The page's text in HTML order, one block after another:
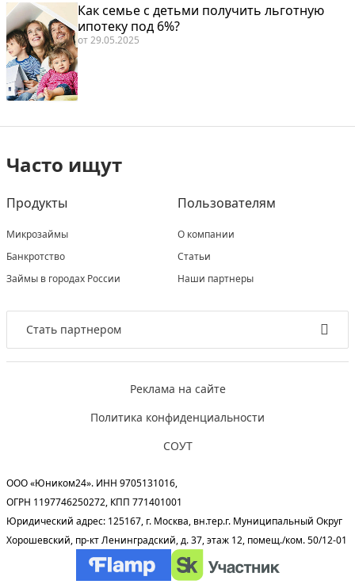
Как семье с детьми получить льготную
ипотеку под 6%?
от29.05.2025
Часто ищут
Продукты
Микрозаймы
Банкротство
Займы в городах России
Пользователям
О компании
Статьи
Наши партнеры
Стать партнером
Реклама на сайте
Политика конфиденциальности
СОУТ
ООО «Юником24». ИНН 9705131016,
ОГРН 1197746250272, КПП 771401001
Юридический адрес: 125167, г. Москва, вн.тер.г. Муниципальный Округ
Хорошевский, пр-кт Ленинградский, д. 37, этаж 12, помещ./ком. 50/12-01